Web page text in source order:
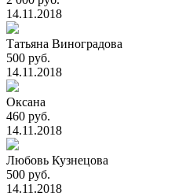
14.11.2018
Татьяна Виноградова
500 руб.
14.11.2018
Оксана
460 руб.
14.11.2018
Любовь Кузнецова
500 руб.
14.11.2018